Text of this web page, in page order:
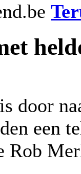
door
een
Rob